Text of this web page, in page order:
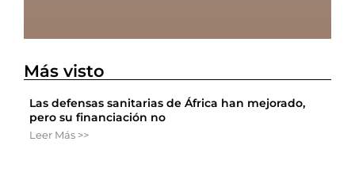
Más visto
Las defensas sanitarias de África han mejorado,
pero su financiación no
Leer Más >>